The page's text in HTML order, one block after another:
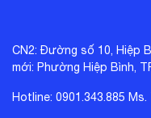
CN2: Đường số 10, Hiệp
mới: Phường Hiệp Bình,
Hotline: 0901.343.885 Ms.